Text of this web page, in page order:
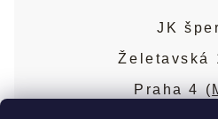
Obchodní podmínky
Puncovní značky
Blog
JK
Želetavská
Praha 4 (